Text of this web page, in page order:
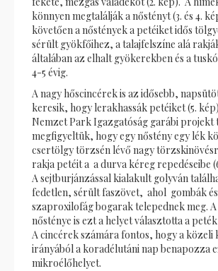
könnyen megtalálják a nőstényt (3. és 4.
követően a nőstények a petéiket idős
sérült gyökfőihez, a talajfelszíne alá
általában az elhalt gyökerekben és a
4-5 évig.
A nagy hőscincérek is az idősebb,
keresik, hogy lerakhassák petéiket (5.
Nemzet Park Igazgatóság garábi projekt
megfigyeltük, hogy egy nőstény egy lék
csertölgy törzsén lévő nagy
rakja petéit a a durva kéreg repedéseibe
A sejtburjánzással kialakult golyván
fedetlen, sérült faszövet, ahol gombák
szaproxilofág bogarak telepednek meg.
nősténye is ezt a helyet választotta a
A cincérek számára fontos, hogy a közeli
irányából a koradélutáni nap benapozza
mikroélőhelyet.